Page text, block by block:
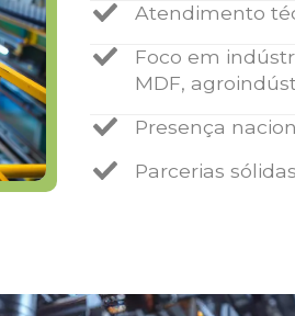
Atendimento
Foco em
MDF,
Presença
Parcerias